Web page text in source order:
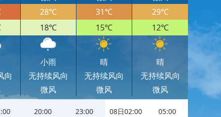
向
28℃
18℃
小雨
无持续风向
微风
31℃
15℃
晴
无持续风向
微风
29℃
12℃
晴
无持续风向
微风
20:00 23:00 08日02:00 05:00